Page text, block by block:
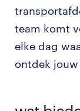
team komt
elke dag
ontdek